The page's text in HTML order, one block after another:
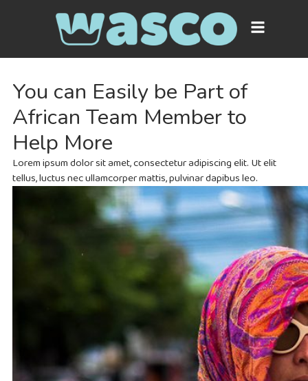
You can Easily be Part of
African Team Member to
Help More
Lorem ipsum dolor sit amet, consectetur adipiscing elit. Ut elit
tellus, luctus nec ullamcorper mattis, pulvinar dapibus leo.